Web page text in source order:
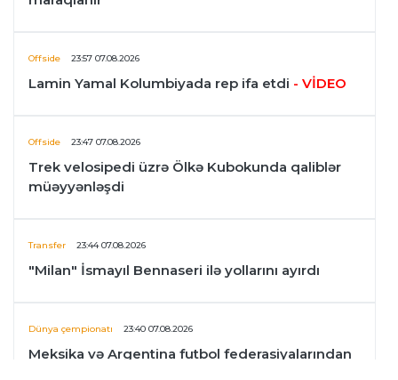
Offside 23:57 07.08.2026
Lamin Yamal Kolumbiyada rep ifa etdi - VİDEO
Offside 23:47 07.08.2026
Trek velosipedi üzrə Ölkə Kubokunda qaliblər
müəyyənləşdi
Transfer 23:44 07.08.2026
"Milan" İsmayıl Bennaseri ilə yollarını ayırdı
Dünya çempionatı 23:40 07.08.2026
Meksika və Argentina futbol federasiyalarından